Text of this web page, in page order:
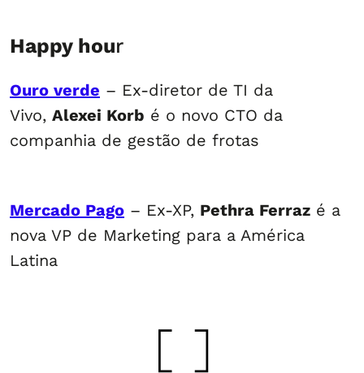
Happy hour
Ouro verde – Ex-diretor de TI da
Vivo, Alexei Korb é o novo CTO da
companhia de gestão de frotas
Mercado Pago – Ex-XP, Pethra Ferraz é a
nova VP de Marketing para a América
Latina